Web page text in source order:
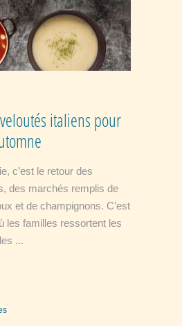
italiens pour
c’est le retour des
des marchés remplis de
et de champignons. C’est
les familles ressortent les